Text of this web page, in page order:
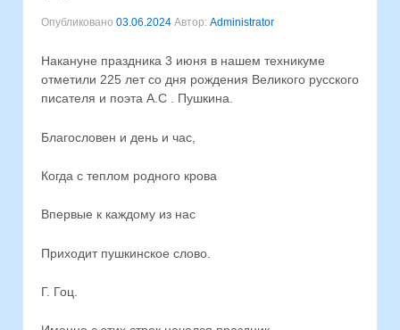
Опубликовано 03.06.2024 Автор: Administrator
Накануне праздника 3 июня в нашем техникуме
отметили 225 лет со дня рождения Великого русского
писателя и поэта А.С . Пушкина.
Благословен и день и час,
Когда с теплом родного крова
Впервые к каждому из нас
Приходит пушкинское слово.
Г. Гоц.